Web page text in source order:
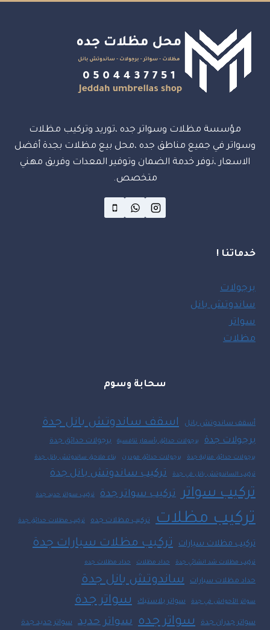
احترافي
مؤسسة مظلات وسواتر جده ،توريد وتركيب مظلات
وسواتر في جميع مناطق جده ،محل بيع مظلات بجدة أفضل
الاسعار ،نوفر خدمة الضمان وتوفير المعدات وفريق مهني
متخصص.
خدماتنا !
برجولات
ساندوتش بانل
سواتر
مظلات
سحابة وسوم
أسقف ساندوتش بانل اسقف ساندوتش بانل جدة
برجولات جدة برجولات حدائق بأسعار تنافسية برجولات حدائق جدة
برجولات حدائق منزلية جدة برجولات حدائق مودرن بناء ملاحق ساندوتش بانل جدة
تركيب الساندوتش بانل في جدة تركيب ساندوتش بانل جدة
تركيب سواتر تركيب سواتر جدة تركيب سواتر حديد جدة
تركيب مظلات تركيب مظلات جده تركيب مظلات حدائق جدة
تركيب مظلات سيارات تركيب مظلات سيارات جدة
تركيب مظلات شد انشائي جدة حداد مظلات حداد مظلات جده
حداد مظلات سيارات ساندوتش بانل جدة
سواتر الأحواش في جدة سواتر بلاستيك سواتر جدة
سواتر جدران جدة سواتر جده سواتر حديد سواتر حديد جدة